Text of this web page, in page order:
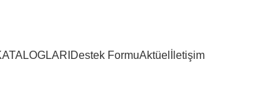
Destek FormuAktüel İletişim